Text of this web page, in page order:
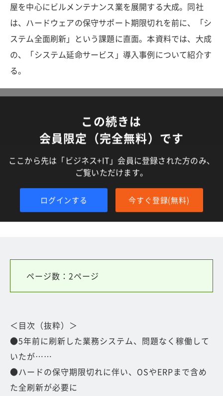
屋を中心にビルメンテナンス業を展開する大成。同社
は、ハードウェアの保守サポート期限切れを前に、「シ
ステム全面刷新」という課題に直面。本資料では、大成
の、「システム延命サービス」導入事例について紹介す
る。
この続きは
会員限定（完全無料）です
ここから先は「ビジネス+IT」会員に登録された方のみ、
ご覧いただけます。
ログインする 今すぐ登録(無料)
ページ数：2ページ
＜目次（抜粋）＞
●5年前に刷新した業務システム、問題なく稼働して
いたが……
●ハードの保守期限切れに伴い、OSやERPまで含め
た全刷新が必要に